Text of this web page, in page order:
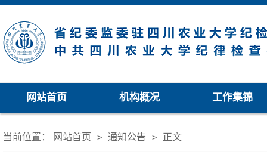
网站首页 机构概况 工作集锦
当前位置： 网站首页 > 通知公告 > 正文